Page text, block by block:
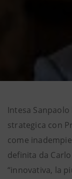
Intesa
strategica con
come
definita da
“innovativa, la